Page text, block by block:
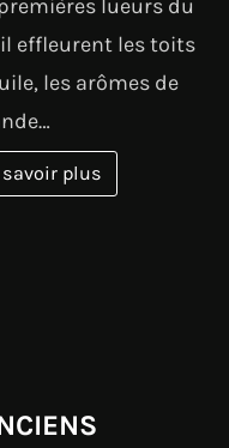
lueurs du
effleurent les toits
les arômes de
savoir plus